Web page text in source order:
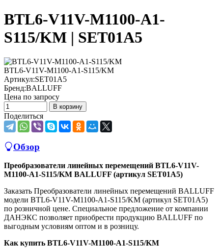
BTL6-V11V-M1100-A1-
S115/KM | SET01A5
BTL6-V11V-M1100-A1-S115/KM
Артикул:SET01A5
Бренд:BALLUFF
Цена по запросу
В корзину
Поделиться
Обзор
Преобразователи линейных перемещений BTL6-V11V-
M1100-A1-S115/KM BALLUFF (артикул SET01A5)
Заказать Преобразователи линейных перемещений BALLUFF
модели BTL6-V11V-M1100-A1-S115/KM (артикул SET01A5)
по розничной цене. Специальное предложение от компании
ДАНЭКС позволяет приобрести продукцию BALLUFF по
выгодным условиям оптом и в розницу.
Как купить BTL6-V11V-M1100-A1-S115/KM